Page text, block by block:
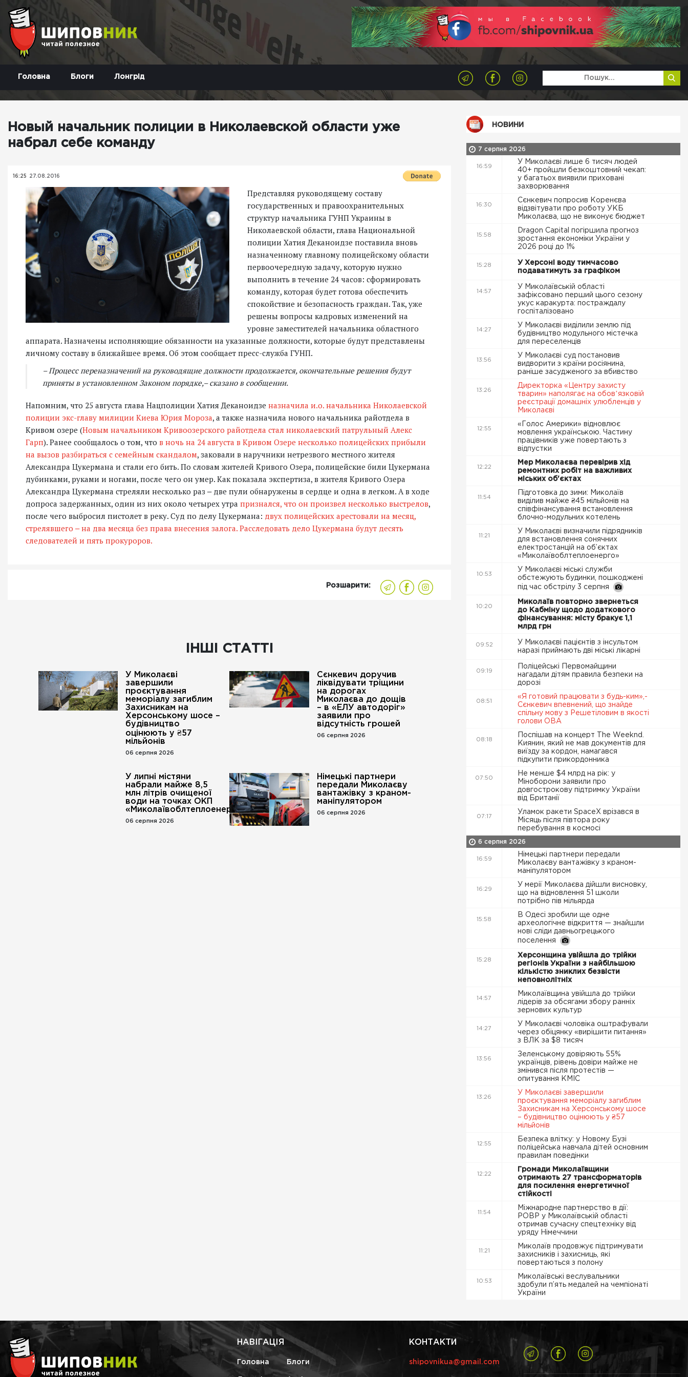
Головна Блоги Лонгрід
Новый начальник полиции в Николаевской области уже
набрал себе команду
16:25 27.08.2016
Представляя руководящему составу
государственных и правоохранительных
структур начальника ГУНП Украины в
Николаевской области, глава Национальной
полиции Хатия Деканоидзе поставила вновь
назначенному главному полицейскому области
первоочередную задачу, которую нужно
выполнить в течение 24 часов: сформировать
команду, которая будет готова обеспечить
спокойствие и безопасность граждан. Так, уже
решены вопросы кадровых изменений на
уровне заместителей начальника областного
аппарата. Назначены исполняющие обязанности на указанные должности, которые будут представлены
личному составу в ближайшее время. Об этом сообщает пресс-служба ГУНП.
– Процесс переназначений на руководящие должности продолжается, окончательные решения будут
приняты в установленном Законом порядке,– сказано в сообщении.
Напомним, что 25 августа глава Нацполиции Хатия Деканоидзе назначила и.о. начальника Николаевской
полиции экс-главу милиции Киева Юрия Мороза, а также назначила нового начальника райотдела в
Кривом озере (Новым начальником Кривоозерского райотдела стал николаевский патрульный Алекс
Гарп). Ранее сообщалось о том, что в ночь на 24 августа в Кривом Озере несколько полицейских прибыли
на вызов разбираться с семейным скандалом, заковали в наручники нетрезвого местного жителя
Александра Цукермана и стали его бить. По словам жителей Кривого Озера, полицейские били Цукермана
дубинками, руками и ногами, после чего он умер. Как показала экспертиза, в жителя Кривого Озера
Александра Цукермана стреляли несколько раз ‒ две пули обнаружены в сердце и одна в легком. А в ходе
допроса задержанных, один из них около четырех утра признался, что он произвел несколько выстрелов,
после чего выбросил пистолет в реку. Суд по делу Цукермана: двух полицейских арестовали на месяц,
стрелявшего ‒ на два месяца без права внесения залога. Расследовать дело Цукермана будут десять
следователей и пять прокуроров.
Розшарити:
ІНШІ СТАТТІ
У Миколаєві
завершили
проєктування
меморіалу загиблим
Захисникам на
Херсонському шосе –
будівництво
оцінюють у ₴57
мільйонів
06 серпня 2026
Сєнкевич доручив
ліквідувати тріщини
на дорогах
Миколаєва до дощів
– в «ЕЛУ автодоріг»
заявили про
відсутність грошей
06 серпня 2026
У липні містяни
набрали майже 8,5
млн літрів очищеної
води на точках ОКП
«Миколаївоблтеплоенерго».
06 серпня 2026
Німецькі партнери
передали Миколаєву
вантажівку з краном-
маніпулятором
06 серпня 2026
НОВИНИ
7 серпня 2026
16:59
У Миколаєві лише 6 тисяч людей
40+ пройшли безкоштовний чекап:
у багатьох виявили приховані
захворювання
16:30
Сєнкевич попросив Коренєва
відзвітувати про роботу УКБ
Миколаєва, що не виконує бюджет
15:58
Dragon Capital погіршила прогноз
зростання економіки України у
2026 році до 1%
15:28
У Херсоні воду тимчасово
подаватимуть за графіком
14:57
У Миколаївській області
зафіксовано перший цього сезону
укус каракурта: постраждалу
госпіталізовано
14:27
У Миколаєві виділили землю під
будівництво модульного містечка
для переселенців
13:56
У Миколаєві суд постановив
видворити з країни росіянина,
раніше засудженого за вбивство
13:26
Директорка «Центру захисту
тварин» наполягає на обовʼязковій
реєстрації домашніх улюбленців у
Миколаєві
12:55
«Голос Америки» відновлює
мовлення українською. Частину
працівників уже повертають з
відпустки
12:22
Мер Миколаєва перевірив хід
ремонтних робіт на важливих
міських об'єктах
11:54
Підготовка до зими: Миколаїв
виділив майже ₴45 мільйонів на
співфінансування встановлення
блочно-модульних котелень
11:21
У Миколаєві визначили підрядників
для встановлення сонячних
електростанцій на об’єктах
«Миколаївоблтеплоенерго»
10:53
У Миколаєві міські служби
обстежують будинки, пошкоджені
під час обстрілу 3 серпня
10:20
Миколаїв повторно звернеться
до Кабміну щодо додаткового
фінансування: місту бракує 1,1
млрд грн
09:52
У Миколаєві пацієнтів з інсультом
наразі приймають дві міські лікарні
09:19
Поліцейські Первомайщини
нагадали дітям правила безпеки на
дорозі
08:51
«Я готовий працювати з будь-ким»,-
Сєнкевич впевнений, що знайде
спільну мову з Решетіловим в якості
голови ОВА
08:18
Поспішав на концерт The Weeknd.
Киянин, який не мав документів для
виїзду за кордон, намагався
підкупити прикордонника
07:50
Не менше $4 млрд на рік: у
Міноборони заявили про
довгострокову підтримку України
від Британії
07:17
Уламок ракети SpaceX врізався в
Місяць після півтора року
перебування в космосі
6 серпня 2026
16:59
Німецькі партнери передали
Миколаєву вантажівку з краном-
маніпулятором
16:29
У мерії Миколаєва дійшли висновку,
що на відновлення 51 школи
потрібно пів мільярда
15:58
В Одесі зробили ще одне
археологічне відкриття — знайшли
нові сліди давньогрецького
поселення
15:28
Херсонщина увійшла до трійки
регіонів України з найбільшою
кількістю зниклих безвісти
неповнолітніх
14:57
Миколаївщина увійшла до трійки
лідерів за обсягами збору ранніх
зернових культур
14:27
У Миколаєві чоловіка оштрафували
через обіцянку «вирішити питання»
з ВЛК за $8 тисяч
13:56
Зеленському довіряють 55%
українців, рівень довіри майже не
змінився після протестів —
опитування КМІС
13:26
У Миколаєві завершили
проєктування меморіалу загиблим
Захисникам на Херсонському шосе
– будівництво оцінюють у ₴57
мільйонів
12:55
Безпека влітку: у Новому Бузі
поліцейська навчала дітей основним
правилам поведінки
12:22
Громади Миколаївщини
отримають 27 трансформаторів
для посилення енергетичної
стійкості
11:54
Міжнародне партнерство в дії:
РОВР у Миколаївській області
отримав сучасну спецтехніку від
уряду Німеччини
11:21
Миколаїв продовжує підтримувати
захисників і захисниць, які
повертаються з полону
10:53
Миколаївські веслувальники
здобули п’ять медалей на чемпіонаті
України
НАВІГАЦІЯ
Головна Блоги
КОНТАКТИ
shipovnikua@gmail.com